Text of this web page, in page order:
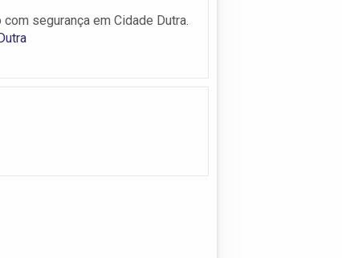
segurança em Cidade Dutra.